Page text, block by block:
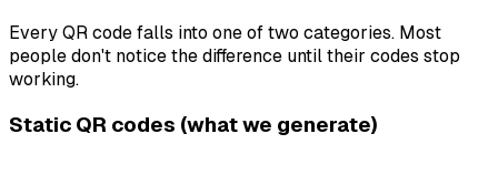
Every QR code falls into one of two categories. Most
people don't notice the difference until their codes stop
working.
Static QR codes (what we generate)